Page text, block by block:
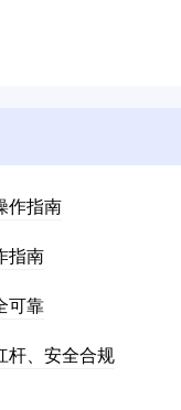
作指南
指南
可靠
杆、安全合规